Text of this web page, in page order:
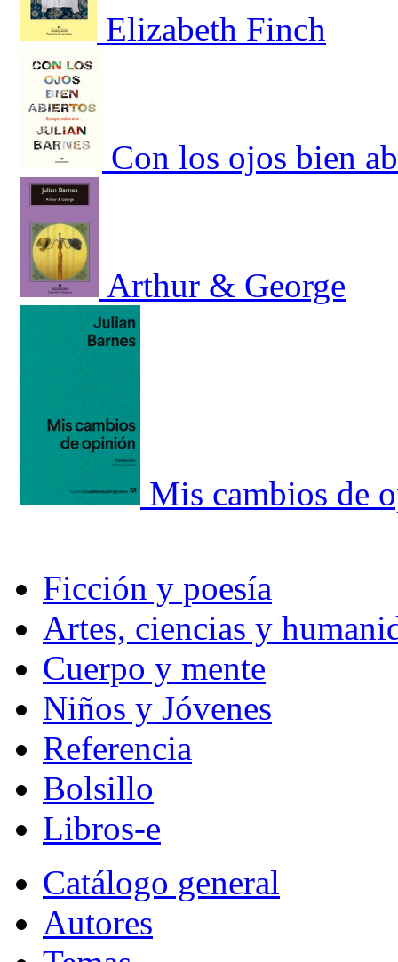
Elizabeth Finch
Con los ojos bien
Arthur & George
Mis cambios de
Ficción y poesía
Artes, ciencias y
Cuerpo y mente
Niños y Jóvenes
Referencia
Bolsillo
Libros-e
Catálogo general
Autores